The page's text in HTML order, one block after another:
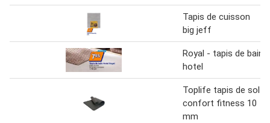
Tapis de cuisson
big jeff
Royal - tapis de bain
hotel
Toplife tapis de sol
confort fitness 10
mm